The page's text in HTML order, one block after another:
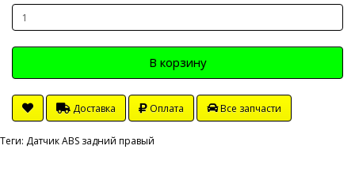
В корзину
Доставка Оплата Все запчасти
Теги: Датчик ABS задний правый